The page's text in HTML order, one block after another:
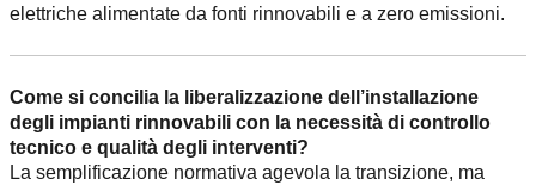
elettriche alimentate da fonti rinnovabili e a zero emissioni.
Come si concilia la liberalizzazione dell’installazione
degli impianti rinnovabili con la necessità di controllo
tecnico e qualità degli interventi?
La semplificazione normativa agevola la transizione, ma